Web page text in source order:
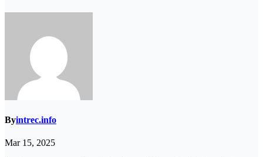
Byintrec.info
Mar 15, 2025